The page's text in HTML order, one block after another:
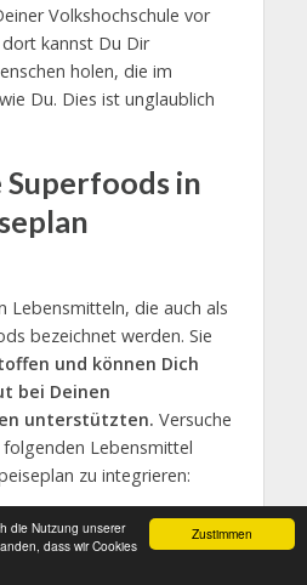
Zustimmen
die Nutzung unserer
dass wir Cookies
Volkshochschule vor
kannst Du Dir
holen, die im
Du. Dies ist unglaublich
Superfoods in
Lebensmitteln, die auch als
bezeichnet werden. Sie
und können Dich
bei Deinen
unterstützten. Versuche
Lebensmittel
zu integrieren: